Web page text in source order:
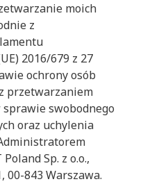
z
2016/679 z 27
ochrony osób
przetwarzaniem
swobodnego
oraz uchylenia
Sp. z o.o.,
00-843 Warszawa.